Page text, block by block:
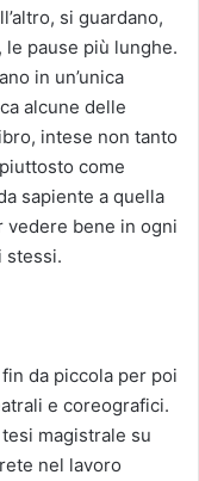
si guardano,
pause più lunghe.
in un’unica
alcune delle
intese non tanto
come
sapiente a quella
vedere bene in ogni
stessi.
da piccola per poi
e coreografici.
magistrale su
nel lavoro